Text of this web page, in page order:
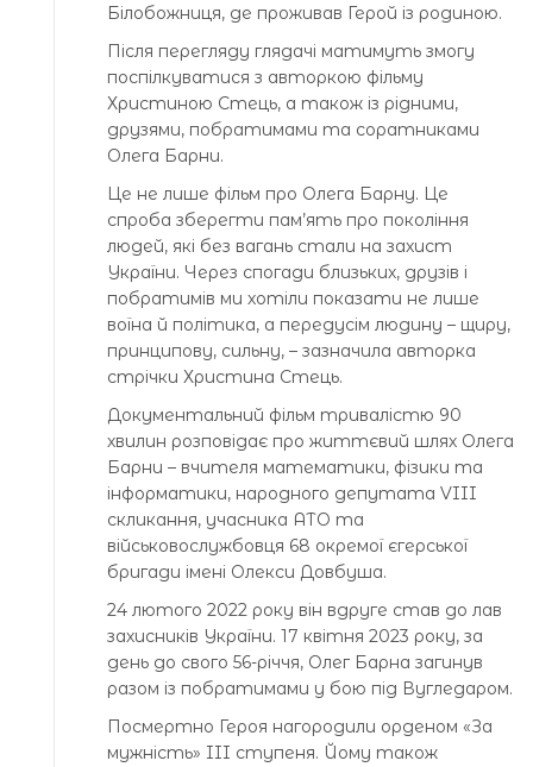
Білобожниця, де проживав Герой із родиною.
Після перегляду глядачі матимуть змогу
поспілкуватися з авторкою фільму
Христиною Стець, а також із рідними,
друзями, побратимами та соратниками
Олега Барни.
Це не лише фільм про Олега Барну. Це
спроба зберегти пам’ять про покоління
людей, які без вагань стали на захист
України. Через спогади близьких, друзів і
побратимів ми хотіли показати не лише
воїна й політика, а передусім людину – щиру,
принципову, сильну, – зазначила авторка
стрічки Христина Стець.
Документальний фільм тривалістю 90
хвилин розповідає про життєвий шлях Олега
Барни – вчителя математики, фізики та
інформатики, народного депутата VIII
скликання, учасника АТО та
військовослужбовця 68 окремої єгерської
бригади імені Олекси Довбуша.
24 лютого 2022 року він вдруге став до лав
захисників України. 17 квітня 2023 року, за
день до свого 56-річчя, Олег Барна загинув
разом із побратимами у бою під Вугледаром.
Посмертно Героя нагородили орденом «За
мужність» III ступеня. Йому також